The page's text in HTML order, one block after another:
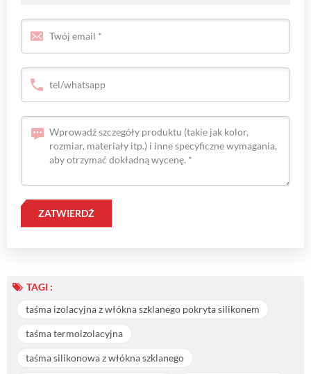
TAGI :
taśma izolacyjna z włókna szklanego pokryta silikonem
taśma termoizolacyjna
taśma silikonowa z włókna szklanego